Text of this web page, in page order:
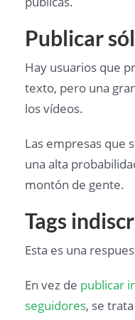
Publicar
Hay usuarios que
texto, pero una
los vídeos.
Las empresas que
una alta
montón de gente.
Tags
Esta es una
En vez de publicar
seguidores, se